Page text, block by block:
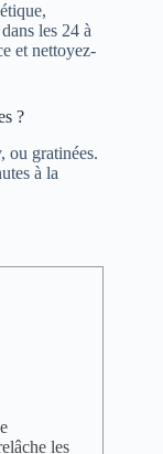
les 24 à
et nettoyez-
?
ou gratinées.
à la
les